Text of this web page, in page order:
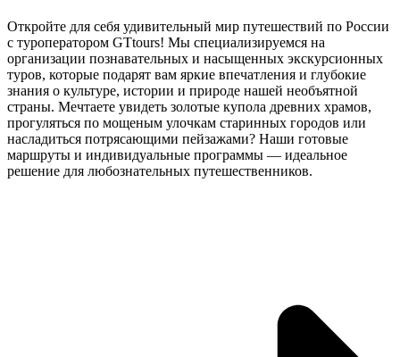
Откройте для себя удивительный мир путешествий по России
с туроператором GTtours! Мы специализируемся на
организации познавательных и насыщенных экскурсионных
туров, которые подарят вам яркие впечатления и глубокие
знания о культуре, истории и природе нашей необъятной
страны. Мечтаете увидеть золотые купола древних храмов,
прогуляться по мощеным улочкам старинных городов или
насладиться потрясающими пейзажами? Наши готовые
маршруты и индивидуальные программы — идеальное
решение для любознательных путешественников.